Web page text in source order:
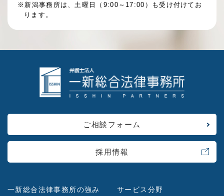
※新潟事務所は、土曜日（9:00～17:00）も受け付けてお
ります。
ご相談フォーム
採用情報
一新総合法律事務所の強み サービス分野